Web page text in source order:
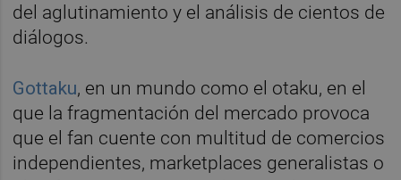
del aglutinamiento y el análisis de cientos de
diálogos.
Gottaku, en un mundo como el otaku, en el
que la fragmentación del mercado provoca
que el fan cuente con multitud de comercios
independientes, marketplaces generalistas o